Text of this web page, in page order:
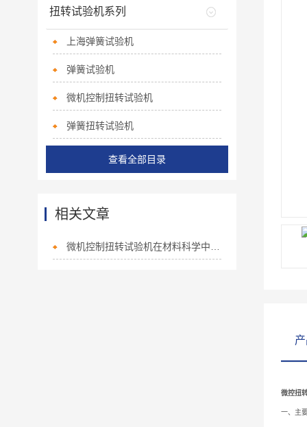
微控扭
一、主
扭转试验机系列
上海弹簧试验机
弹簧试验机
微机控制扭转试验机
弹簧扭转试验机
查看全部目录
相关文章